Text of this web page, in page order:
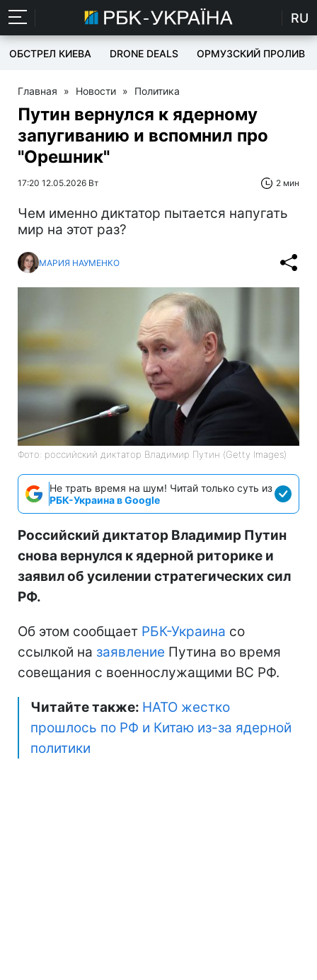
RU
ОБСТРЕЛ КИЕВА DRONE DEALS ОРМУЗСКИЙ ПРОЛИВ
Главная » Новости » Политика
Путин вернулся к ядерному
запугиванию и вспомнил про
"Орешник"
17:20 12.05.2026 Вт 2 мин
Чем именно диктатор пытается напугать
мир на этот раз?
МАРИЯ НАУМЕНКО
Фото: российский диктатор Владимир Путин (Getty Images)
Не трать время на шум! Читай только суть из
РБК-Украина в Google
Российский диктатор Владимир Путин
снова вернулся к ядерной риторике и
заявил об усилении стратегических сил
РФ.
Об этом сообщает РБК-Украина со
ссылкой на заявление Путина во время
совещания с военнослужащими ВС РФ.
Читайте также: НАТО жестко
прошлось по РФ и Китаю из-за ядерной
политики